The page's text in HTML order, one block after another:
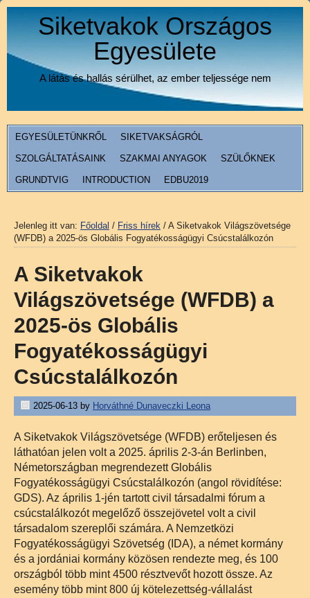
Siketvakok Országos
Egyesülete
A látás és hallás sérülhet, az ember teljessége nem
EGYESÜLETÜNKRŐL SIKETVAKSÁGRÓL
SZOLGÁLTATÁSAINK SZAKMAI ANYAGOK SZÜLŐKNEK
GRUNDTVIG INTRODUCTION EDBU2019
Jelenleg itt van: Főoldal / Friss hírek / A Siketvakok Világszövetsége
(WFDB) a 2025-ös Globális Fogyatékosságügyi Csúcstalálkozón
A Siketvakok
Világszövetsége (WFDB) a
2025-ös Globális
Fogyatékosságügyi
Csúcstalálkozón
2025-06-13 by Horváthné Dunaveczki Leona
A Siketvakok Világszövetsége (WFDB) erőteljesen és
láthatóan jelen volt a 2025. április 2-3-án Berlinben,
Németországban megrendezett Globális
Fogyatékosságügyi Csúcstalálkozón (angol rövidítése:
GDS). Az április 1-jén tartott civil társadalmi fórum a
csúcstalálkozót megelőző összejövetel volt a civil
társadalom szereplői számára. A Nemzetközi
Fogyatékosságügyi Szövetség (IDA), a német kormány
és a jordániai kormány közösen rendezte meg, és 100
országból több mint 4500 résztvevőt hozott össze. Az
esemény több mint 800 új kötelezettség-vállalást